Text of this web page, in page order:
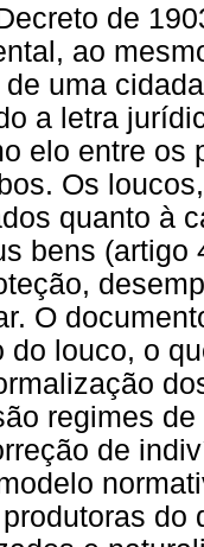
de
ao
uma
a letra
elo entre os
Os
quanto à
bens (artigo
O
do louco, o
regimes
de
do